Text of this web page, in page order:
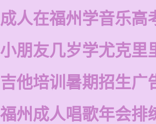
成人在福州学音乐高
小朋友几岁学尤克里
吉他培训暑期招生广
福州成人唱歌年会排